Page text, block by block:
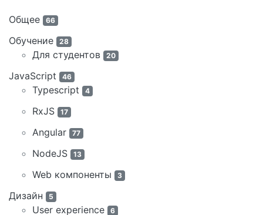
Общее 66
Обучение 28
Для студентов 20
JavaScript 46
Typescript 4
RxJS 17
Angular 77
NodeJS 13
Web компоненты 3
Дизайн 5
User experience 6